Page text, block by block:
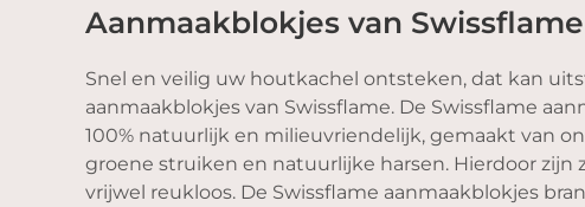
Aanmaakblokjes van Swissflame
Snel en veilig uw houtkachel ontsteken, dat kan
aanmaakblokjes van Swissflame. De Swissflame
100% natuurlijk en milieuvriendelijk, gemaakt van
groene struiken en natuurlijke harsen. Hierdoor zijn
vrijwel reukloos. De Swissflame aanmaakblokjes